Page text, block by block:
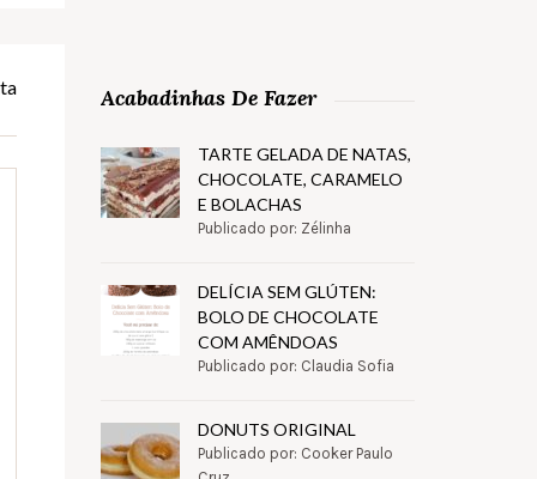
Acabadinhas De Fazer
TARTE GELADA DE NATAS,
CHOCOLATE, CARAMELO
E BOLACHAS
Publicado por: Zélinha
DELÍCIA SEM GLÚTEN:
BOLO DE CHOCOLATE
COM AMÊNDOAS
Publicado por: Claudia Sofia
DONUTS ORIGINAL
Publicado por: Cooker Paulo